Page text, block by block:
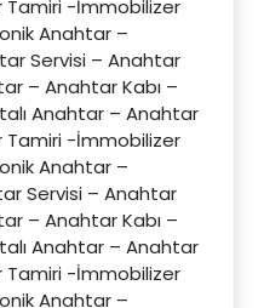
-İmmobilizer
Anahtar –
Servisi – Anahtar
– Anahtar Kabı –
Anahtar – Anahtar
-İmmobilizer
Anahtar –
Servisi – Anahtar
– Anahtar Kabı –
Anahtar – Anahtar
-İmmobilizer
Anahtar –